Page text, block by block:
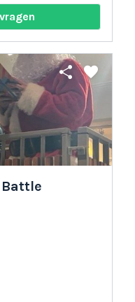
share favorite